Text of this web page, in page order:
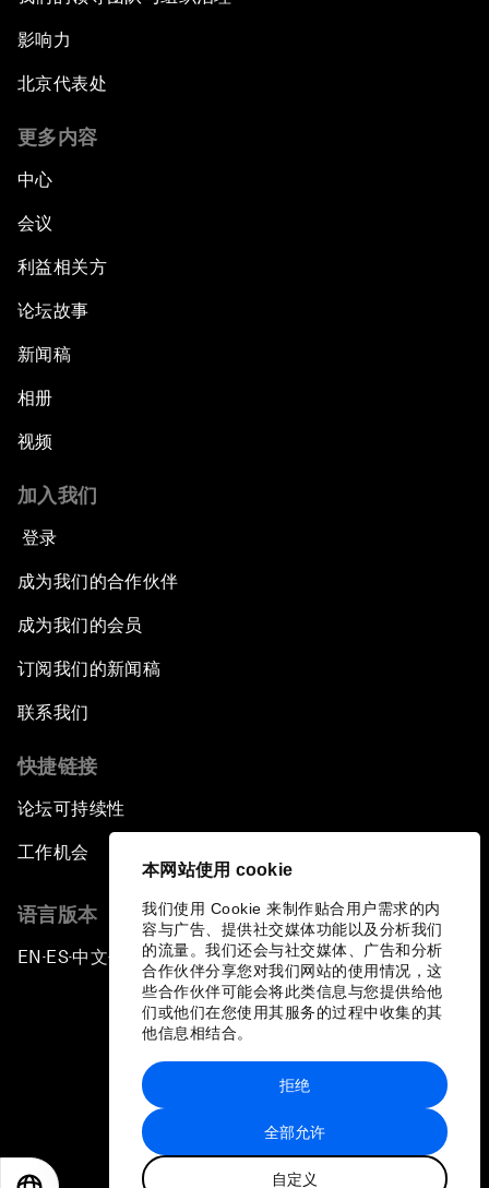
本网站使用 cookie
我们使用 Cookie 来制作贴合用户需求的内
容与广告、提供社交媒体功能以及分析我们
的流量。我们还会与社交媒体、广告和分析
合作伙伴分享您对我们网站的使用情况，这
些合作伙伴可能会将此类信息与您提供给他
们或他们在您使用其服务的过程中收集的其
他信息相结合。
全部允许
自定义
拒绝
影响力
北京代表处
更多内容
中心
会议
利益相关方
论坛故事
新闻稿
相册
视频
加入我们
登录
成为我们的合作伙伴
成为我们的会员
订阅我们的新闻稿
联系我们
快捷链接
论坛可持续性
工作机会
语言版本
EN ▪ ES▪中文▪ 日本語
站点地图